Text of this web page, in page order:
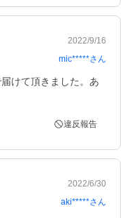
2022/9/16
mic*****さん
けて頂きました。あ
違反報告
2022/6/30
aki*****さん